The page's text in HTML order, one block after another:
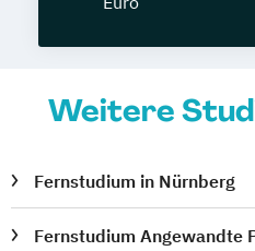
Weitere
Fernstudium in Nürnberg
Fernstudium Angewandte